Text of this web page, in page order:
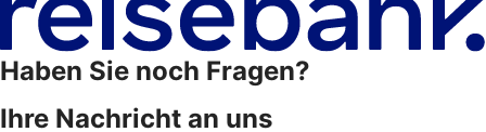
Haben Sie noch Fragen?
Ihre Nachricht an uns